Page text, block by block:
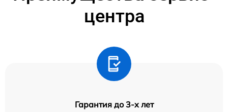
центра
Гарантия до 3-х лет